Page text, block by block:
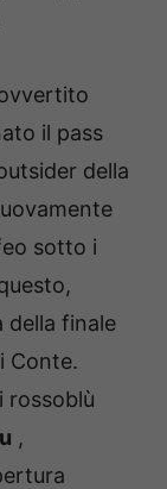
il pass
della
sotto i
della finale
Conte.
rossoblù
,